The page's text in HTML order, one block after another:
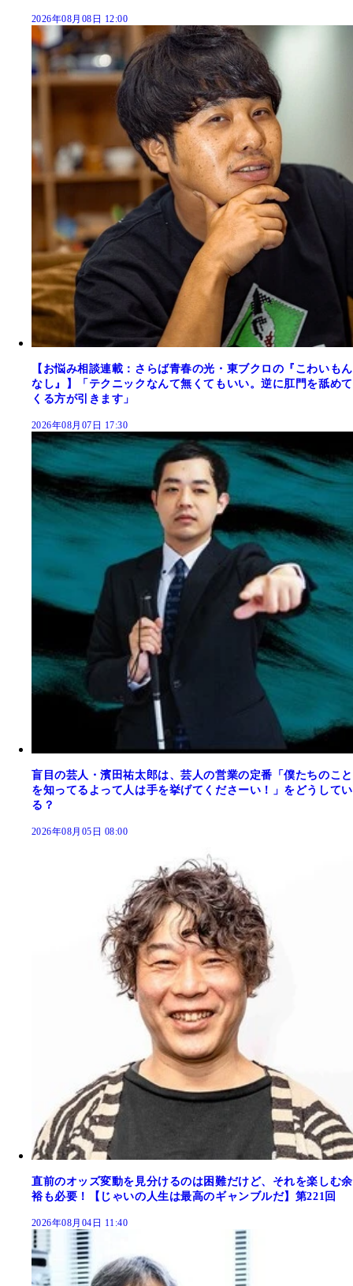
2026年08月08日 12:00
【お悩み相談連載：さらば青春の光・東ブクロの『こわいもん
なし』】「テクニックなんて無くてもいい。逆に肛門を舐めて
くる方が引きます」
2026年08月07日 17:30
盲目の芸人・濱田祐太郎は、芸人の営業の定番「僕たちのこと
を知ってるよって人は手を挙げてくださーい！」をどうしてい
る？
2026年08月05日 08:00
直前のオッズ変動を見分けるのは困難だけど、それを楽しむ余
裕も必要！【じゃいの人生は最高のギャンブルだ】第221回
2026年08月04日 11:40